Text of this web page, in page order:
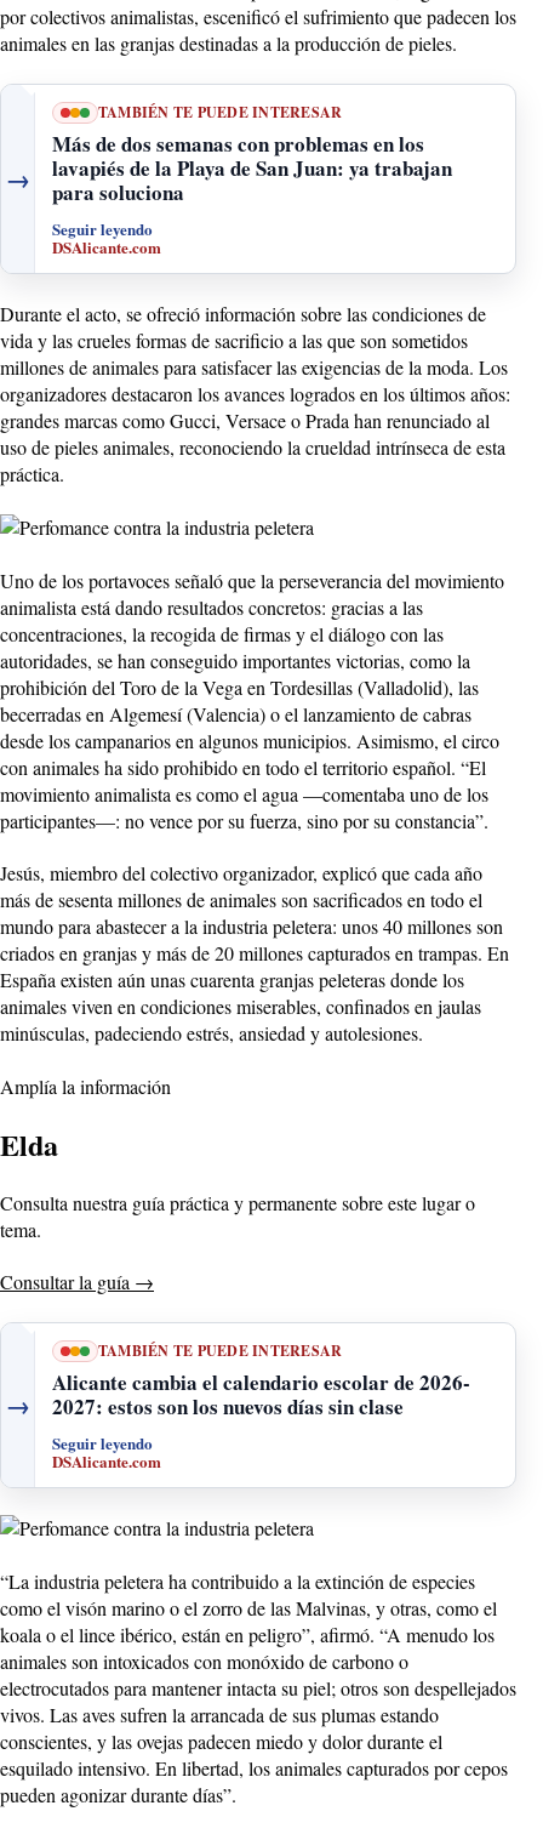
por colectivos animalistas, escenificó el sufrimiento que padecen los
animales en las granjas destinadas a la producción de pieles.
→
TAMBIÉN TE PUEDE INTERESAR
Más de dos semanas con problemas en los
lavapiés de la Playa de San Juan: ya trabajan
para soluciona
Seguir leyendo
DSAlicante.com
Durante el acto, se ofreció información sobre las condiciones de
vida y las crueles formas de sacrificio a las que son sometidos
millones de animales para satisfacer las exigencias de la moda. Los
organizadores destacaron los avances logrados en los últimos años:
grandes marcas como Gucci, Versace o Prada han renunciado al
uso de pieles animales, reconociendo la crueldad intrínseca de esta
práctica.
Uno de los portavoces señaló que la perseverancia del movimiento
animalista está dando resultados concretos: gracias a las
concentraciones, la recogida de firmas y el diálogo con las
autoridades, se han conseguido importantes victorias, como la
prohibición del Toro de la Vega en Tordesillas (Valladolid), las
becerradas en Algemesí (Valencia) o el lanzamiento de cabras
desde los campanarios en algunos municipios. Asimismo, el circo
con animales ha sido prohibido en todo el territorio español. “El
movimiento animalista es como el agua —comentaba uno de los
participantes—: no vence por su fuerza, sino por su constancia”.
Jesús, miembro del colectivo organizador, explicó que cada año
más de sesenta millones de animales son sacrificados en todo el
mundo para abastecer a la industria peletera: unos 40 millones son
criados en granjas y más de 20 millones capturados en trampas. En
España existen aún unas cuarenta granjas peleteras donde los
animales viven en condiciones miserables, confinados en jaulas
minúsculas, padeciendo estrés, ansiedad y autolesiones.
Amplía la información
Elda
Consulta nuestra guía práctica y permanente sobre este lugar o
tema.
Consultar la guía →
→
TAMBIÉN TE PUEDE INTERESAR
Alicante cambia el calendario escolar de 2026-
2027: estos son los nuevos días sin clase
Seguir leyendo
DSAlicante.com
“La industria peletera ha contribuido a la extinción de especies
como el visón marino o el zorro de las Malvinas, y otras, como el
koala o el lince ibérico, están en peligro”, afirmó. “A menudo los
animales son intoxicados con monóxido de carbono o
electrocutados para mantener intacta su piel; otros son despellejados
vivos. Las aves sufren la arrancada de sus plumas estando
conscientes, y las ovejas padecen miedo y dolor durante el
esquilado intensivo. En libertad, los animales capturados por cepos
pueden agonizar durante días”.